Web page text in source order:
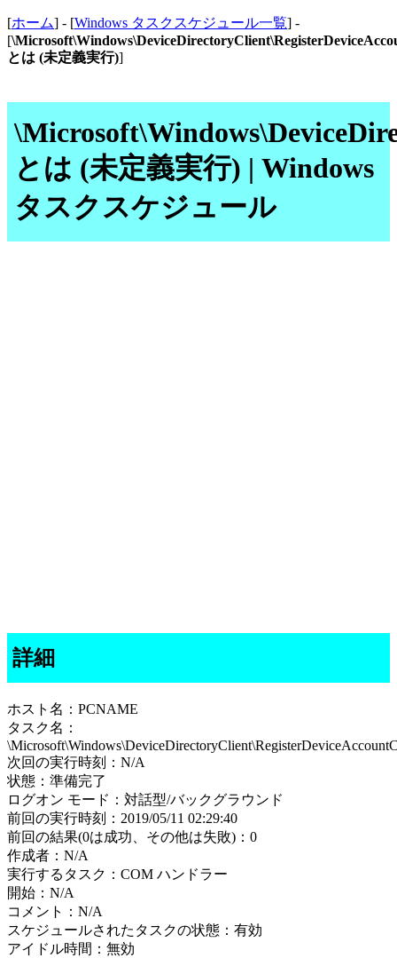
[ホーム] - [Windows タスクスケジュール一覧] -
[
とは (未定義実行)]
とは (未定義実行) | Windows
タスクスケジュール
詳細
ホスト名：PCNAME
タスク名：
次回の実行時刻：N/A
状態：準備完了
ログオン モード：対話型/バックグラウンド
前回の実行時刻：2019/05/11 02:29:40
前回の結果(0は成功、その他は失敗)：0
作成者：N/A
実行するタスク：COM ハンドラー
開始：N/A
コメント：N/A
スケジュールされたタスクの状態：有効
アイドル時間：無効